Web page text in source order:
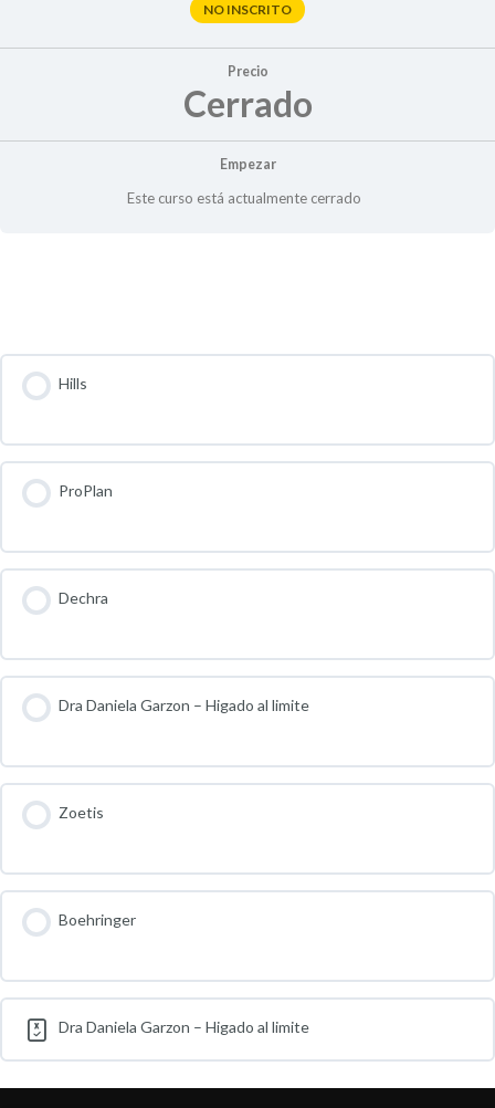
NO INSCRITO
Precio
Cerrado
Empezar
Este curso está actualmente cerrado
Hills
ProPlan
Dechra
Dra Daniela Garzon – Higado al limite
Zoetis
Boehringer
Dra Daniela Garzon – Higado al limite